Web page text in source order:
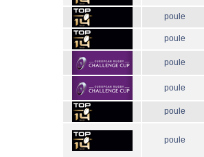
poule
poule
poule
poule
poule
poule